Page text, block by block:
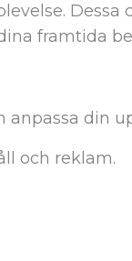
Dessa
framtida
din
och reklam.